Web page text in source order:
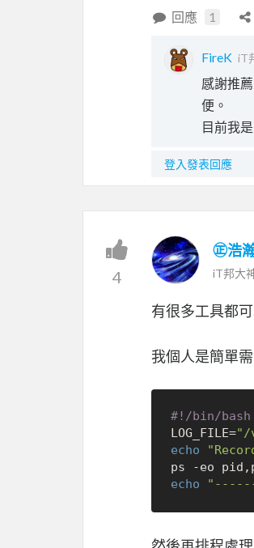
回應 1
FireK iT
感謝推
便。
目前我
登入發表回應
4
㊣浩
iT邦大
有很多工具都
我個人是簡單
#!/bin/bash
LOG_FILE="/
echo
ps -eo
echo